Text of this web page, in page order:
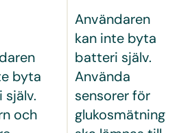
byta
och
Användaren
kan inte byta
batteri själv.
Använda
sensorer för
glukosmätning